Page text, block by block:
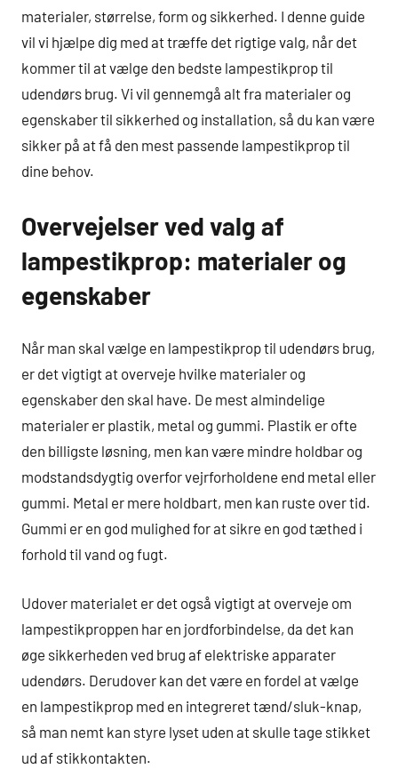
materialer, størrelse, form og sikkerhed. I denne guide
vil vi hjælpe dig med at træffe det rigtige valg, når det
kommer til at vælge den bedste lampestikprop til
udendørs brug. Vi vil gennemgå alt fra materialer og
egenskaber til sikkerhed og installation, så du kan være
sikker på at få den mest passende lampestikprop til
dine behov.
Overvejelser ved valg af
lampestikprop: materialer og
egenskaber
Når man skal vælge en lampestikprop til udendørs brug,
er det vigtigt at overveje hvilke materialer og
egenskaber den skal have. De mest almindelige
materialer er plastik, metal og gummi. Plastik er ofte
den billigste løsning, men kan være mindre holdbar og
modstandsdygtig overfor vejrforholdene end metal eller
gummi. Metal er mere holdbart, men kan ruste over tid.
Gummi er en god mulighed for at sikre en god tæthed i
forhold til vand og fugt.
Udover materialet er det også vigtigt at overveje om
lampestikproppen har en jordforbindelse, da det kan
øge sikkerheden ved brug af elektriske apparater
udendørs. Derudover kan det være en fordel at vælge
en lampestikprop med en integreret tænd/sluk-knap,
så man nemt kan styre lyset uden at skulle tage stikket
ud af stikkontakten.